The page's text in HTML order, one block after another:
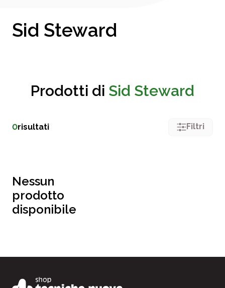
Sid Steward
Prodotti di Sid Steward
0risultati Filtri
Nessun
prodotto
disponibile